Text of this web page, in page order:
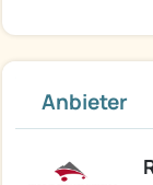
Anbieter